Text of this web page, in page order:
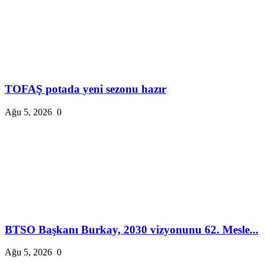
TOFAŞ potada yeni sezonu hazır
Ağu 5, 2026 0
BTSO Başkanı Burkay, 2030 vizyonunu 62. Mesle...
Ağu 5, 2026 0